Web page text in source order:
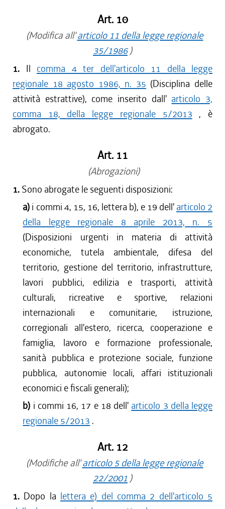
Art. 10
(Modifica all'articolo 11 della legge regionale
35/1986)
1. Il comma 4 ter dell'articolo 11 della legge
regionale 18 agosto 1986, n. 35 (Disciplina delle
attività estrattive), come inserito dall' articolo 3,
comma 18, della legge regionale 5/2013 , è
abrogato.
Art. 11
(Abrogazioni)
1. Sono abrogate le seguenti disposizioni:
a) i commi 4, 15, 16, lettera b), e 19 dell' articolo 2
della legge regionale 8 aprile 2013, n. 5
(Disposizioni urgenti in materia di attività
economiche, tutela ambientale, difesa del
territorio, gestione del territorio, infrastrutture,
lavori pubblici, edilizia e trasporti, attività
culturali, ricreative e sportive, relazioni
internazionali e comunitarie, istruzione,
corregionali all'estero, ricerca, cooperazione e
famiglia, lavoro e formazione professionale,
sanità pubblica e protezione sociale, funzione
pubblica, autonomie locali, affari istituzionali
economici e fiscali generali);
b) i commi 16, 17 e 18 dell' articolo 3 della legge
regionale 5/2013 .
Art. 12
(Modifiche all'articolo 5 della legge regionale
22/2001 )
1. Dopo la lettera e) del comma 2 dell'articolo 5